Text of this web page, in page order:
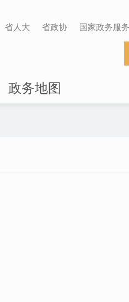
省人大 省政协 国家政务服
政务地图